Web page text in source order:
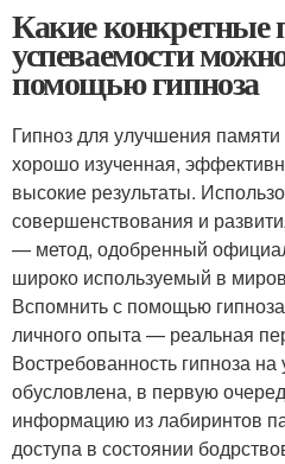
Какие конкретные
успеваемости
помощью гипноза
Гипноз для улучшения
хорошо изученная,
высокие результаты.
совершенствования и
— метод, одобренный
широко используемый в
Вспомнить с помощью
личного опыта — реальная
Востребованность гипноза
обусловлена, в первую
информацию из лабиринтов
доступа в состоянии